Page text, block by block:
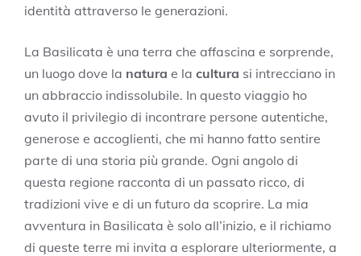
identità attraverso le generazioni.
La Basilicata è una terra che affascina e sorprende,
un luogo dove la natura e la cultura si intrecciano in
un abbraccio indissolubile. In questo viaggio ho
avuto il privilegio di incontrare persone autentiche,
generose e accoglienti, che mi hanno fatto sentire
parte di una storia più grande. Ogni angolo di
questa regione racconta di un passato ricco, di
tradizioni vive e di un futuro da scoprire. La mia
avventura in Basilicata è solo all’inizio, e il richiamo
di queste terre mi invita a esplorare ulteriormente, a